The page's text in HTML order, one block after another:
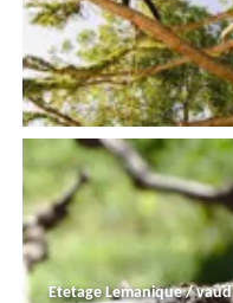
Etetage Lemanique / vaud